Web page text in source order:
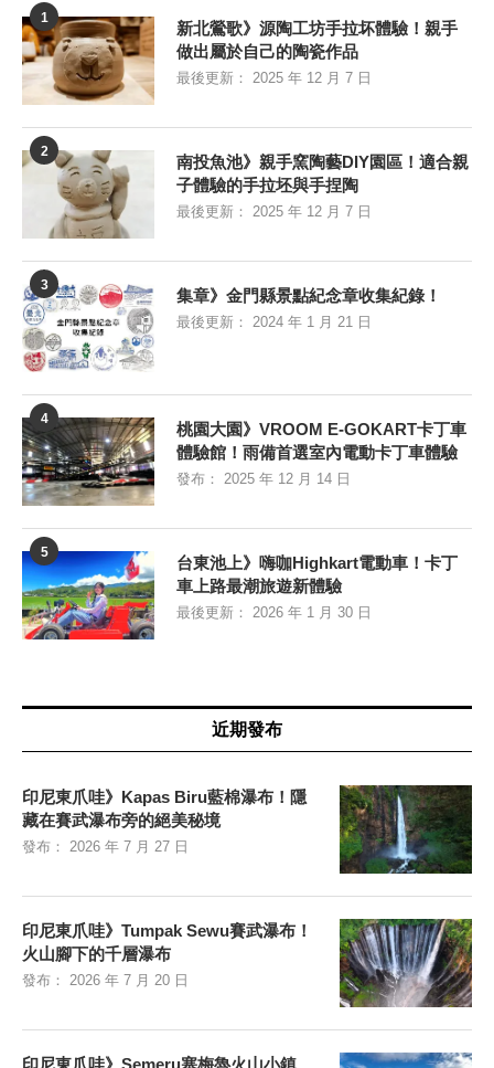
1
新北鶯歌》源陶工坊手拉坏體驗！親手
做出屬於自己的陶瓷作品
最後更新： 2025 年 12 月 7 日
2
南投魚池》親手窯陶藝DIY園區！適合親
子體驗的手拉坯與手捏陶
最後更新： 2025 年 12 月 7 日
3
集章》金門縣景點紀念章收集紀錄！
最後更新： 2024 年 1 月 21 日
4
桃園大園》VROOM E-GOKART卡丁車
體驗館！雨備首選室內電動卡丁車體驗
發布： 2025 年 12 月 14 日
5
台東池上》嗨咖Highkart電動車！卡丁
車上路最潮旅遊新體驗
最後更新： 2026 年 1 月 30 日
近期發布
印尼東爪哇》Kapas Biru藍棉瀑布！隱
藏在賽武瀑布旁的絕美秘境
發布： 2026 年 7 月 27 日
印尼東爪哇》Tumpak Sewu賽武瀑布！
火山腳下的千層瀑布
發布： 2026 年 7 月 20 日